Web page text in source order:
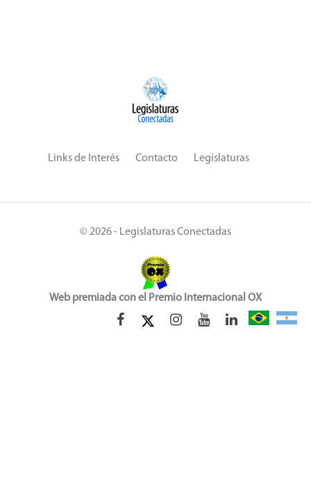
Links de Interés Contacto Legislaturas
© 2026 - Legislaturas Conectadas
Web premiada con el Premio Internacional OX